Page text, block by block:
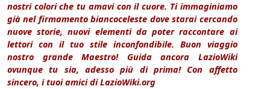
nostri colori che tu amavi con il cuore. Ti immaginiamo
già nel firmamento biancoceleste dove starai cercando
nuove storie, nuovi elementi da poter raccontare ai
lettori con il tuo stile inconfondibile. Buon viaggio
nostro grande Maestro! Guida ancora LazioWiki
ovunque tu sia, adesso più di prima! Con affetto
sincero, i tuoi amici di LazioWiki.org